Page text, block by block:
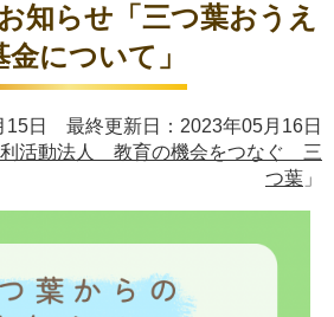
知らせ「三つ葉おうえ
金について」
15日 最終更新日：2023年05月16日
利活動法人 教育の機会をつなぐ 三
つ葉 」